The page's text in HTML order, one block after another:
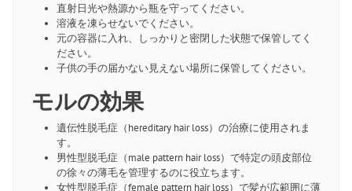
直射日光や熱源から瓶を守ってください。
溶液を凍らせないでください。
元の容器に入れ、しっかりと密閉した状態で保管してく
ださい。
子供の手の届かない見えない場所に保管してください。
モルの効果
遺伝性脱毛症（hereditary hair loss）の治療に使用されま
す。
男性型脱毛症（male pattern hair loss）で特定の頭皮部位
の徐々の薄毛を管理するのに役立ちます。
女性型脱毛症（female pattern hair loss）で髪が広範囲に薄